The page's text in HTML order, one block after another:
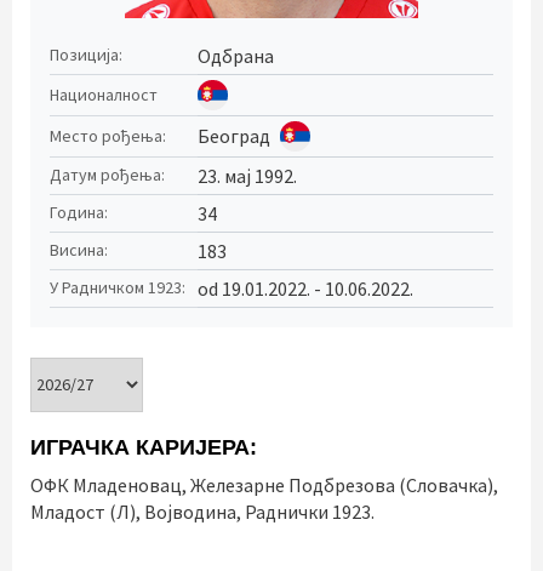
Позиција: Одбрана
Националност
Место рођења:
Београд
Датум рођења: 23. мај 1992.
Година: 34
Висина: 183
У Радничком 1923: od 19.01.2022. - 10.06.2022.
ИГРАЧКА КАРИЈЕРА:
ОФК Младеновац, Железарне Подбрезова (Словачка),
Младост (Л), Војводина, Раднички 1923.